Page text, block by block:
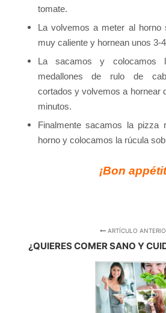
tomate.
La volvemos a meter al horno
muy caliente y hornean unos 3-
La sacamos y colocamos
medallones de rulo de
cortados y volvemos a hornear
minutos.
Finalmente sacamos la pizza
horno y colocamos la rúcula
¡Bon
ARTÍCULO
¿QUIERES COMER SANO Y